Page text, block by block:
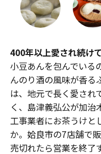
400年以上愛され続け
小豆あんを包んでいる
んのり酒の風味が香る
は、地元で長く愛され
く、島津義弘公が加治
工事業者にお茶うけと
か。姶良市の7店舗で
売切れたら営業を終了